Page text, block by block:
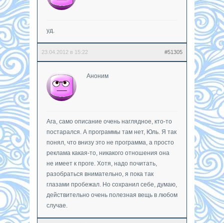
уд.
23.04.2012 в 15:22 #51305
Аноним
Ага, само описание очень наглядное, кто-то
постарался. А программы там нет, Юль. Я так
понял, что внизу это не программа, а просто
реклама какая-то, никакого отношения она
не имеет к проге. Хотя, надо почитать,
разобраться внимательно, я пока так
глазами пробежал. Но сохранил себе, думаю,
действительно очень полезная вещь в любом
случае.